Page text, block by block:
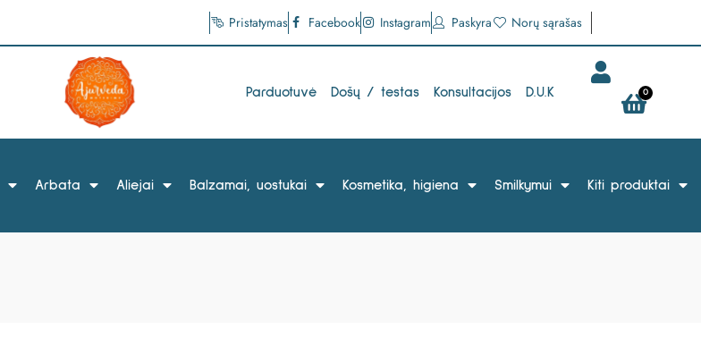
Pristatymas Facebook Instagram Paskyra Norų sąrašas
Parduotuvė Došų / testas Konsultacijos D.U.K 0
Arbata Aliejai Balzamai, uostukai Kosmetika, higiena Smilkymui Kiti produktai